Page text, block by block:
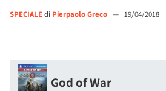
SPECIALEdi Pierpaolo Greco — 19/04/2018
God of War